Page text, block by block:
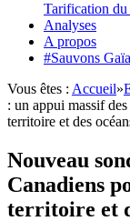
Tarification du
Analyses
A propos
#Sauvons
Vous êtes : Accueil»
: un appui massif
territoire et des
Nouveau
Canadiens
territoire et